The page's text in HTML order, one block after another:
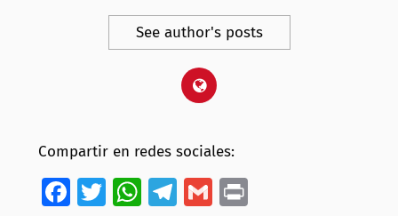
See author's posts
Compartir en redes sociales:
Facebook
Twitter
WhatsApp
Telegram
GmailPrint